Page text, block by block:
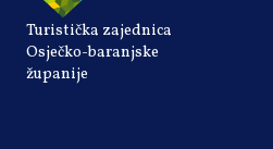
Turistička zajednica
Osječko-baranjske
županije